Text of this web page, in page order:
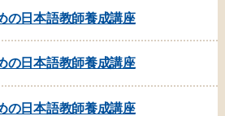
の日本語教師養成講座
の日本語教師養成講座
の日本語教師養成講座